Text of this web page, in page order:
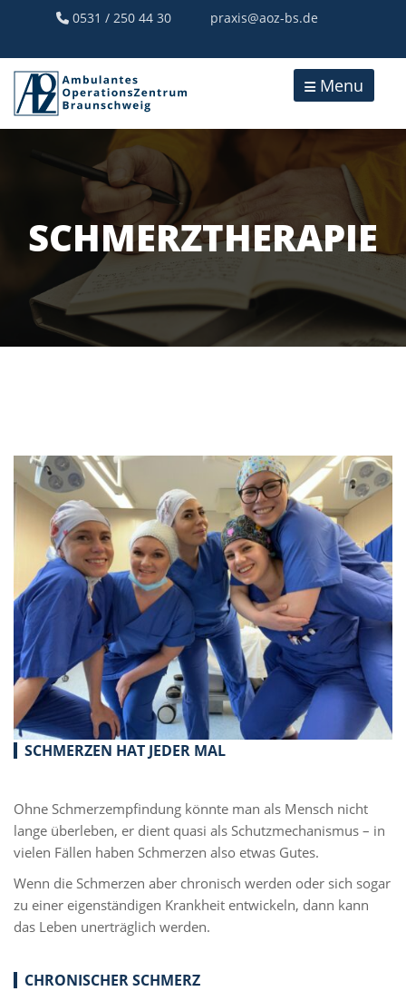
0531 / 250 44 30 praxis@aoz-bs.de
Menu
SCHMERZTHERAPIE
SCHMERZEN HAT JEDER MAL
Ohne Schmerzempfindung könnte man als Mensch nicht
lange überleben, er dient quasi als Schutzmechanismus – in
vielen Fällen haben Schmerzen also etwas Gutes.
Wenn die Schmerzen aber chronisch werden oder sich sogar
zu einer eigenständigen Krankheit entwickeln, dann kann
das Leben unerträglich werden.
CHRONISCHER SCHMERZ